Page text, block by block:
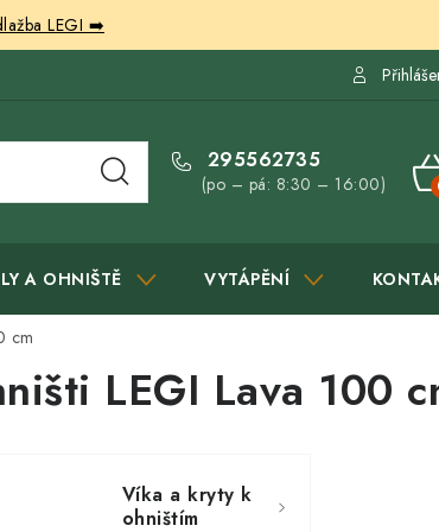
LEGI ➡️
295562735
(po – pá: 8:30 – 16:00)
A OHNIŠTĚ VYTÁPĚNÍ
cm
LEGI Lava 100
Víka a kryty k
ohništím